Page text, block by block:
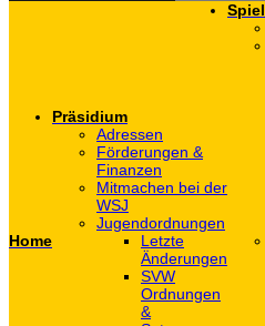
Home
Präsidium
Adressen
Förderungen &
Finanzen
Mitmachen bei der
WSJ
Jugendordnungen
Letzte
Änderungen
SVW
Ordnungen
&